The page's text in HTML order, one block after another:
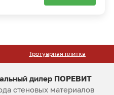
Тротуарная плитка
дилер ПОРЕВИТ
стеновых материалов